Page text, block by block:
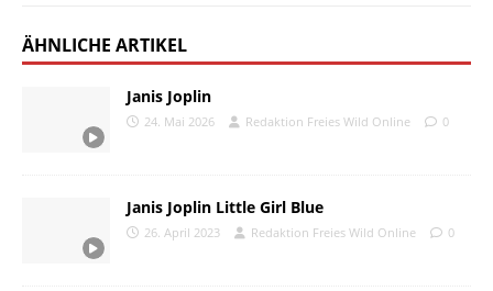
ÄHNLICHE ARTIKEL
Janis Joplin
24. Mai 2026 Redaktion Freies Wild Online 0
Janis Joplin Little Girl Blue
26. April 2023 Redaktion Freies Wild Online 0